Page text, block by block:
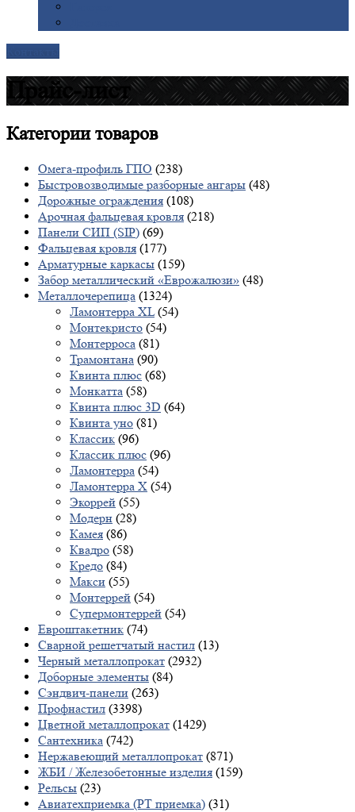
Прайс-лист
Категориитоваров
Омега-профиль ГПО (238)
Быстровозводимые разборные ангары (48)
Дорожные ограждения (108)
Арочная фальцевая кровля (218)
Панели СИП (SIP) (69)
Фальцевая кровля (177)
Арматурные каркасы (159)
Забор металлический «Еврожалюзи» (48)
Металлочерепица (1324)
Ламонтерра XL (54)
Монтекристо (54)
Монтерроса (81)
Трамонтана (90)
Квинта плюс (68)
Монкатта (58)
Квинта плюс 3D (64)
Квинта уно (81)
Классик (96)
Классик плюс (96)
Ламонтерра (54)
Ламонтерра X (54)
Экоррей (55)
Модерн (28)
Камея (86)
Квадро (58)
Кредо (84)
Макси (55)
Монтеррей (54)
Супермонтеррей (54)
Евроштакетник (74)
Сварной решетчатый настил (13)
Черный металлопрокат (2932)
Доборные элементы (84)
Сэндвич-панели (263)
Профнастил (3398)
Цветной металлопрокат (1429)
Сантехника (742)
Нержавеющий металлопрокат (871)
ЖБИ / Железобетонные изделия (159)
Рельсы (23)
Авиатехприемка (РТ приемка) (31)